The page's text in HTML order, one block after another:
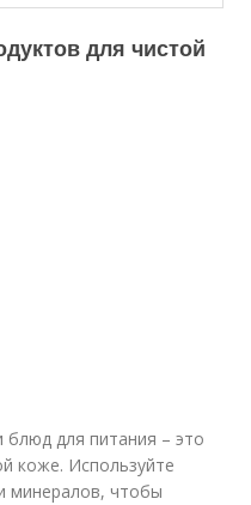
для чистой
для питания – это
коже. Используйте
минералов, чтобы